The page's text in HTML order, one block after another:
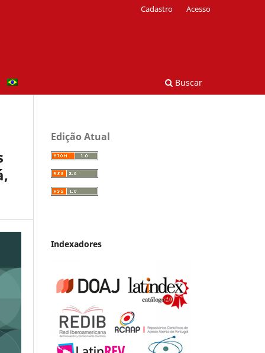
Buscar
Cadastro Acesso
Edição Atual
Indexadores